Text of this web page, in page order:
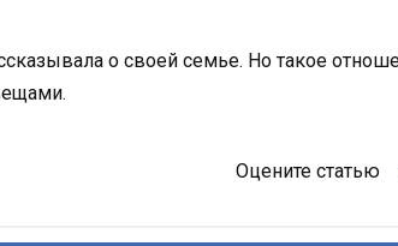
о своей семье. Но такое
Оцените статью